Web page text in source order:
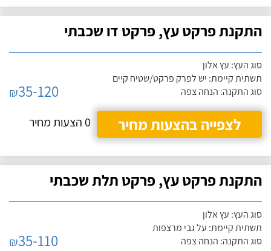
התקנת פרקט עץ, פרקט דו שכבתי
סוג העץ: עץ אלון
תשתית קיימת: יש לפרק פרקט/שטיח קיים
סוג התקנה: הנחה צפה
₪35-120
לצפייה בהצעות מחיר
0 הצעות מחיר
התקנת פרקט עץ, פרקט תלת שכבתי
סוג העץ: עץ אלון
תשתית קיימת: על גבי מרצפות
סוג התקנה: הנחה צפה
₪35-110